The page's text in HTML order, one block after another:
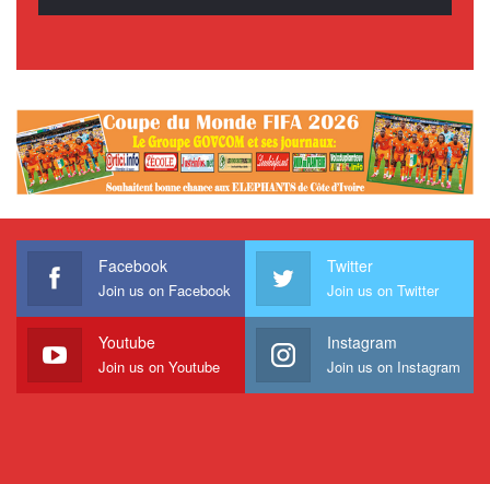
Facebook
Join us on Facebook
Twitter
Join us on Twitter
Youtube
Join us on Youtube
Instagram
Join us on Instagram